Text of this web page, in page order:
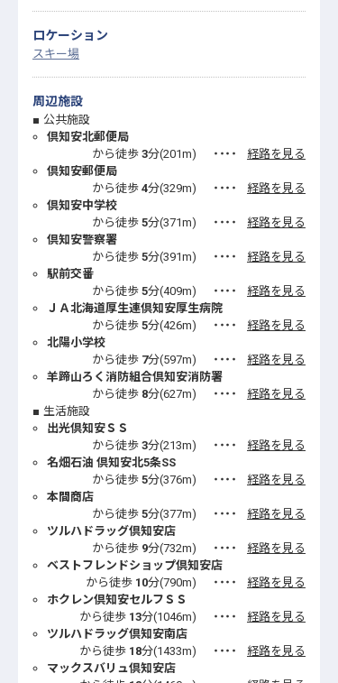
ロケーション
スキー場
周辺施設
公共施設
倶知安北郵便局
から徒歩 3分(201m) ・・・・
経路を見る
倶知安郵便局
から徒歩 4分(329m) ・・・・
経路を見る
倶知安中学校
から徒歩 5分(371m) ・・・・
経路を見る
倶知安警察署
から徒歩 5分(391m) ・・・・
経路を見る
駅前交番
から徒歩 5分(409m) ・・・・
経路を見る
ＪＡ北海道厚生連倶知安厚生病院
から徒歩 5分(426m) ・・・・
経路を見る
北陽小学校
から徒歩 7分(597m) ・・・・
経路を見る
羊蹄山ろく消防組合倶知安消防署
から徒歩 8分(627m) ・・・・
経路を見る
生活施設
出光倶知安ＳＳ
から徒歩 3分(213m) ・・・・
経路を見る
名畑石油 倶知安北5条SS
から徒歩 5分(376m) ・・・・
経路を見る
本間商店
から徒歩 5分(377m) ・・・・
経路を見る
ツルハドラッグ倶知安店
から徒歩 9分(732m) ・・・・
経路を見る
ベストフレンドショップ倶知安店
から徒歩 10分(790m) ・・・・
経路を見る
ホクレン倶知安セルフＳＳ
から徒歩 13分(1046m) ・・・・
経路を見る
ツルハドラッグ倶知安南店
から徒歩 18分(1433m) ・・・・
経路を見る
マックスバリュ倶知安店